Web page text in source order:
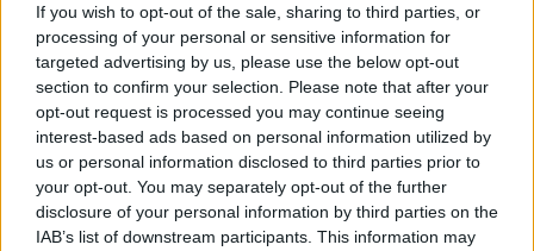
If you wish to opt-out of the sale, sharing to third parties, or
processing of your personal or sensitive information for
targeted advertising by us, please use the below opt-out
section to confirm your selection. Please note that after your
opt-out request is processed you may continue seeing
interest-based ads based on personal information utilized by
us or personal information disclosed to third parties prior to
your opt-out. You may separately opt-out of the further
disclosure of your personal information by third parties on the
IAB’s list of downstream participants. This information may
Quindi cedettero in uso ai vari soci agricoltori le nuove macchine,
sia a giornata che ad ore, ricevendo in cambio un canone di affitto.
Questa semplice ma fondamentale decisione contribuì allo sviluppo
economico della zona e risollevò le sorti di molte famiglie
contadine.
Chi amministra oggi la stessa banca si chiede cosa può
essere la "trebbiatrice del nuovo millennio".
La risposta che ci siamo dati è la stessa di quasi 100 anni fa: si